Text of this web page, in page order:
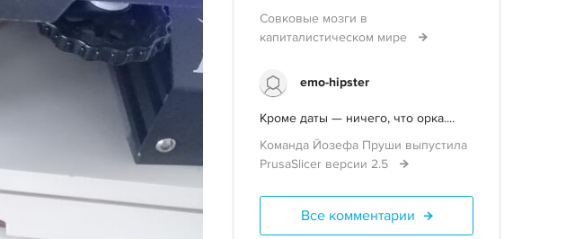
Совковые мозги в
капиталистическом мире
emo-hipster
Кроме даты — ничего, что орка....
Команда Йозефа Пруши выпустила
PrusaSlicer версии 2.5
Все комментарии